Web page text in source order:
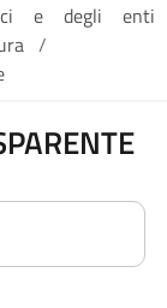
e degli enti
/